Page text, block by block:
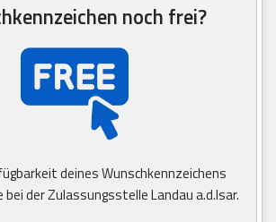
noch frei?
deines Wunschkennzeichens
bei der Zulassungsstelle Landau a.d.Isar.